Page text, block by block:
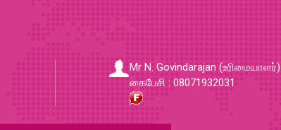
Mr N. Govindarajan (உரிமையாளர்)
கைபேசி : 08071932031